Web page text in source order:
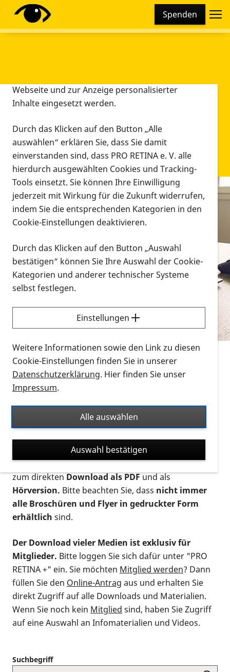
Spenden
Infomaterial
Infomaterial
Vorlesen
Alle Infomaterialien in verschiedenen
Formaten an einem Ort
Sie möchten wissen, wie Sie nach Infonmaterial
suchen und dieses bestellen bzw. herunterladen
können? Schauen Sie sich dieErklärvideos zum
Thema Infomaterial auf der PRO RETINA-Website
für blinde und sehbehinderte Menschen an.
Auf dieser Seite finden Sie sämtliches Infomaterial
Ort. Nutzen Sie den Formatfilter, um ausschließlich
nach Flyern und Broschüren, Audios oder Videos zu
suchen. Die meisten Flyer und Broschüren werden in
verschiedenen Formaten angeboten: zur
postalischen Bestellung als gedruckte Variante
zum direktenDownload als PDFund als
Hörversion. Bitte beachten Sie, dass nicht immer
alle Broschüren und Flyer in gedruckter Form
erhältlich sind.
Der Download vieler Medien ist exklusiv für
Mitglieder. Bitte loggen Sie sich dafür unter "PRO
RETINA +" ein. Sie möchten Mitglied werden? Dann
füllen Sie den Online-Antrag aus und erhalten Sie
direkt Zugriff auf alle Downloads und Materialien.
Wenn Sie noch kein Mitglied sind, haben Sie Zugriff
auf eine Auswahl an Infomaterialien und Videos.
Suchbegriff
Diese Webseite setzt verschiedene Cookies und
Tracking-Tools ein. Dies beinhaltet Cookies und
Webseite und zur Anzeige personalisierter
Inhalte eingesetzt werden.
Durch das Klicken auf den Button „Alle
auswählen“ erklären Sie, dass Sie damit
einverstanden sind, dass PRO RETINA e. V. alle
hierdurch ausgewählten Cookies und Tracking-
Tools einsetzt. Sie können Ihre Einwilligung
jederzeit mit Wirkung für die Zukunft widerrufen,
indem Sie die entsprechenden Kategorien in den
Cookie-Einstellungen deaktivieren.
Durch das Klicken auf den Button „Auswahl
bestätigen“ können Sie Ihre Auswahl der Cookie-
Kategorien und anderer technischer Systeme
selbst festlegen.
Einstellungen
Weitere Informationen sowie den Link zu diesen
Cookie-Einstellungen finden Sie in unserer
Datenschutzerklärung. Hier finden Sie unser
Impressum.
Alle auswählen
Auswahl bestätigen